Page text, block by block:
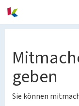
geben
Sie können